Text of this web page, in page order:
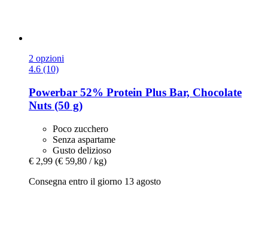
2 opzioni
4.6 (10)
Powerbar 52% Protein Plus Bar, Chocolate
Nuts (50 g)
Poco zucchero
Senza aspartame
Gusto delizioso
€ 2,99 (€ 59,80 / kg)
Consegna entro il giorno 13 agosto